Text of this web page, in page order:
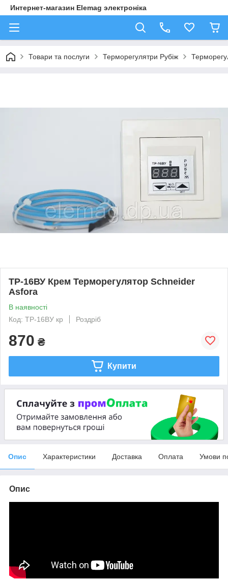
Интернет-магазин Elemag электроніка
Товари та послуги Терморегулятри Рубіж
ТР-16ВУ Крем Терморегулятор Schneider
Asfora
В наявності
Код: ТР-16ВУ кр
Роздріб
870 ₴
Купити
Опис Характеристики Доставка Оплата Умови
Опис